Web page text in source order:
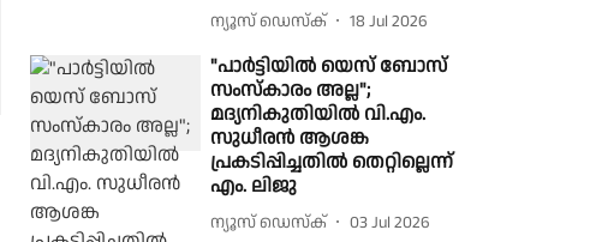
ന്യൂസ് ഡെസ്ക് 18 Jul 2026
"പാർട്ടിയിൽ യെസ് ബോസ്
സംസ്കാരം അല്ല";
മദ്യനികുതിയിൽ വി.എം.
സുധീരൻ ആശങ്ക
പ്രകടിപ്പിച്ചതിൽ തെറ്റില്ലെന്ന്
എം. ലിജു
ന്യൂസ് ഡെസ്ക് 03 Jul 2026